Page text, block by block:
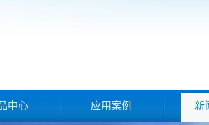
中心 应用案例 新